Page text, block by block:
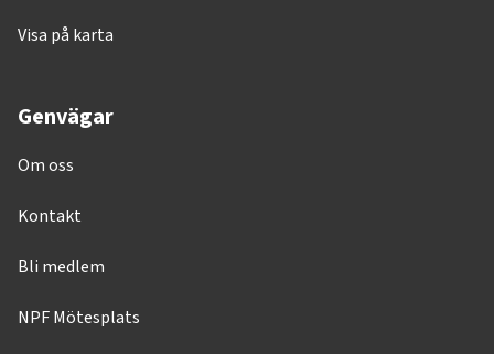
Visa på karta
Genvägar
Om oss
Kontakt
Bli medlem
NPF Mötesplats